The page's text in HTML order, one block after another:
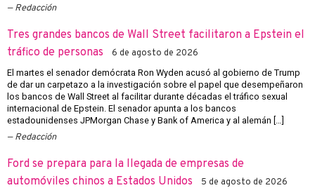
Redacción
Tres grandes bancos de Wall Street facilitaron a Epstein el
tráfico de personas
6 de agosto de 2026
El martes el senador demócrata Ron Wyden acusó al gobierno de Trump
de dar un carpetazo a la investigación sobre el papel que desempeñaron
los bancos de Wall Street al facilitar durante décadas el tráfico sexual
internacional de Epstein. El senador apunta a los bancos
estadounidenses JPMorgan Chase y Bank of America y al alemán […]
Redacción
Ford se prepara para la llegada de empresas de
automóviles chinos a Estados Unidos
5 de agosto de 2026